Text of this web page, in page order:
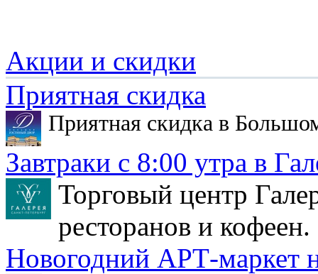
Акции и скидки
Приятная скидка
Приятная скидка в
Завтраки с 8:00 утра в
Торговый центр
ресторанов и кофеен.
Новогодний АРТ-маркет